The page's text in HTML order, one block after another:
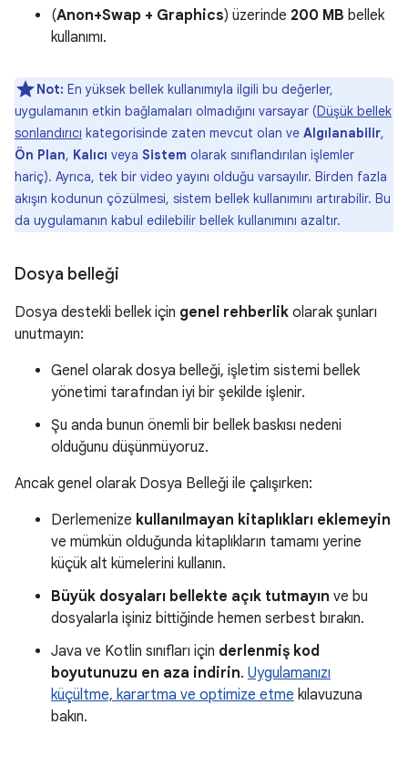
(Anon+Swap + Graphics) üzerinde 200 MB bellek
kullanımı.
Not: En yüksek bellek kullanımıyla ilgili bu değerler,
uygulamanın etkin bağlamaları olmadığını varsayar (Düşük bellek
sonlandırıcı kategorisinde zaten mevcut olan ve Algılanabilir,
Ön Plan, Kalıcı veya Sistem olarak sınıflandırılan işlemler
hariç). Ayrıca, tek bir video yayını olduğu varsayılır. Birden fazla
akışın kodunun çözülmesi, sistem bellek kullanımını artırabilir. Bu
da uygulamanın kabul edilebilir bellek kullanımını azaltır.
Dosya belleği
Dosya destekli bellek için genel rehberlik olarak şunları
unutmayın:
Genel olarak dosya belleği, işletim sistemi bellek
yönetimi tarafından iyi bir şekilde işlenir.
Şu anda bunun önemli bir bellek baskısı nedeni
olduğunu düşünmüyoruz.
Ancak genel olarak Dosya Belleği ile çalışırken:
Derlemenize kullanılmayan kitaplıkları eklemeyin
ve mümkün olduğunda kitaplıkların tamamı yerine
küçük alt kümelerini kullanın.
Büyük dosyaları bellekte açık tutmayın ve bu
dosyalarla işiniz bittiğinde hemen serbest bırakın.
Java ve Kotlin sınıfları için derlenmiş kod
boyutunuzu en aza indirin. Uygulamanızı
küçültme, karartma ve optimize etme kılavuzuna
bakın.